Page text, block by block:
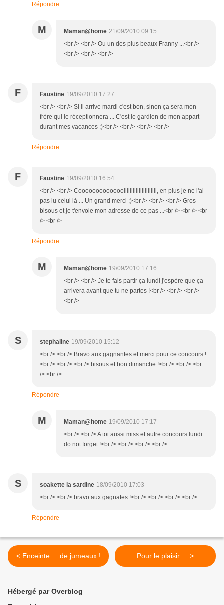
Répondre
M Maman@home 21/09/2010 09:15
<br /> <br /> Ou un des plus beaux Franny ...<br />
<br /> <br /> <br />
F Faustine 19/09/2010 17:27
<br /> <br /> Si il arrive mardi c'est bon, sinon ça sera mon
frère qui le réceptionnera ... C'est le gardien de mon appart
durant mes vacances ;)<br /> <br /> <br /> <br />
Répondre
F Faustine 19/09/2010 16:54
<br /> <br /> Cooooooooooooollllllllllllllllllllll, en plus je ne l'ai
pas lu celui là ... Un grand merci ;)<br /> <br /> <br /> Gros
bisous et je t'envoie mon adresse de ce pas ...<br /> <br /> <br
/> <br />
Répondre
M Maman@home 19/09/2010 17:16
<br /> <br /> Je te fais partir ça lundi j'espère que ça
arrivera avant que tu ne partes !<br /> <br /> <br />
<br />
S stephaline 19/09/2010 15:12
<br /> <br /> Bravo aux gagnantes et merci pour ce concours !
<br /> <br /> <br /> bisous et bon dimanche !<br /> <br /> <br
/> <br />
Répondre
M Maman@home 19/09/2010 17:17
<br /> <br /> A toi aussi miss et autre concours lundi
do not forget !<br /> <br /> <br /> <br />
S soakette la sardine 18/09/2010 17:03
<br /> <br /> bravo aux gagnates !<br /> <br /> <br /> <br />
Répondre
< Enceinte ... de jumeaux ! Pour le plaisir ... >
Hébergé par Overblog